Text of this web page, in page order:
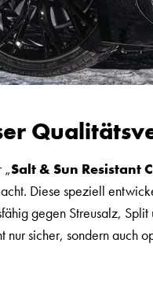
„Salt & Sun Resistant
Diese speziell
gegen Streusalz, Split
nur sicher, sondern auch